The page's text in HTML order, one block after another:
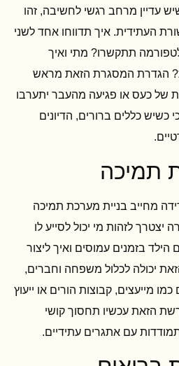
עדיין מרחב רגשי לחשיבה, זהו
העתידית. איך תדווחו אחד לשני
תתקשרו? מתי ואיך
הגדרת המסגרת הזאת מראש
של כעס או פגיעה מהעבר יתערבו
כשיש כללים ברורים, הדיונים
תמיכה
מחייב בניית מערכת תמיכה
יצטרך לזהות מי יכול לסייע לו
הילד בזמנים עמוסים ואיך ליצור
יכולה לכלול משפחה וחברים,
מייעצים, קבוצות הורים או ייעוץ
הזאת עכשיו תחסוך קושי
עם אתגרים עתידיים.